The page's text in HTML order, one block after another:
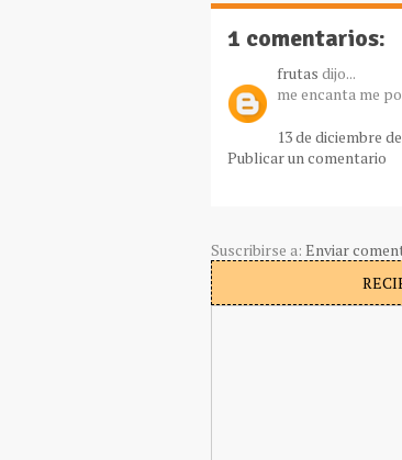
1 comentarios:
frutas dijo...
me encanta me
13 de diciembre
Publicar un comentario
Suscribirse a: Enviar